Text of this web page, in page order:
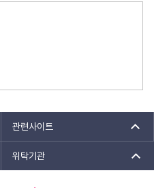
관련사이트
위탁기관